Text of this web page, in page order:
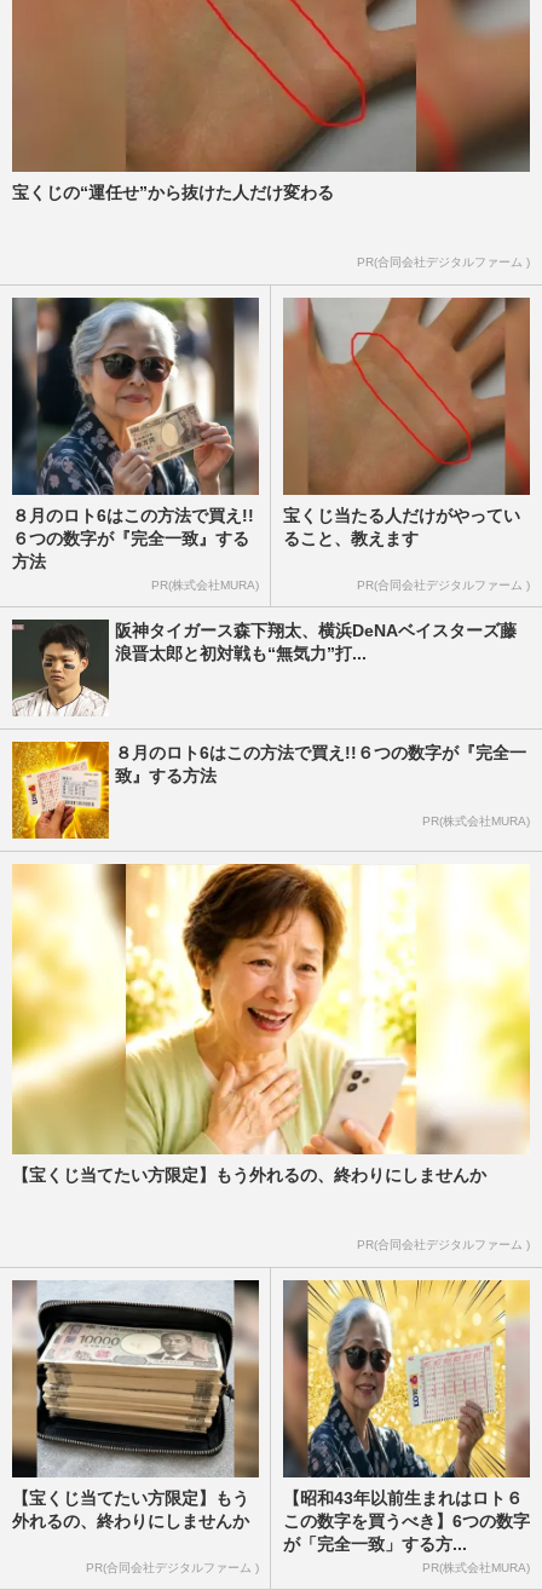
宝くじの“運任せ”から抜けた人だけ変わる
PR(合同会社デジタルファーム )
８月のロト6はこの方法で買え!!
６つの数字が『完全一致』する
方法
PR(株式会社MURA)
宝くじ当たる人だけがやってい
ること、教えます
PR(合同会社デジタルファーム )
阪神タイガース森下翔太、横浜DeNAベイスターズ藤
浪晋太郎と初対戦も“無気力”打...
８月のロト6はこの方法で買え!!６つの数字が『完全一
致』する方法
PR(株式会社MURA)
【宝くじ当てたい方限定】もう外れるの、終わりにしませんか
PR(合同会社デジタルファーム )
【宝くじ当てたい方限定】もう
外れるの、終わりにしませんか
PR(合同会社デジタルファーム )
【昭和43年以前生まれはロト６
この数字を買うべき】6つの数字
が「完全一致」する方...
PR(株式会社MURA)